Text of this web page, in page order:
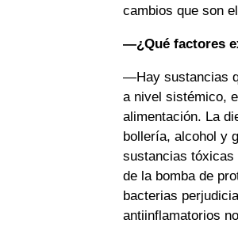
cambios que son
—¿Qué factores
—Hay sustancias
a nivel sistémico,
alimentación. La
bollería, alcohol y
sustancias tóxicas
de la bomba de
bacterias
antiinflamatorios